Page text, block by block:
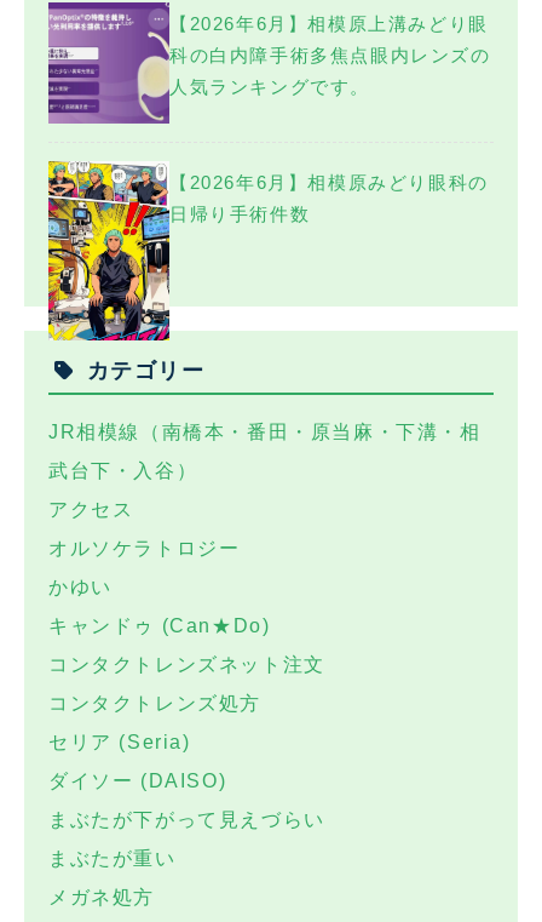
【2026年6月】相模原上溝みどり眼
科の白内障手術多焦点眼内レンズの
人気ランキングです。
【2026年6月】相模原みどり眼科の
日帰り手術件数
カテゴリー
JR相模線（南橋本・番田・原当麻・下溝・相
武台下・入谷）
アクセス
オルソケラトロジー
かゆい
キャンドゥ (Can★Do)
コンタクトレンズネット注文
コンタクトレンズ処方
セリア (Seria)
ダイソー (DAISO)
まぶたが下がって見えづらい
まぶたが重い
メガネ処方